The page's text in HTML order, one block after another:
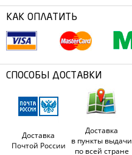
КАК ОПЛАТИТЬ
СПОСОБЫ ДОСТАВКИ
Доставка
Почтой России
Доставка
в пункты выдачи
по всей стране